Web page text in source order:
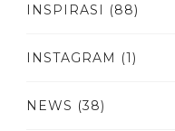
INSPIRASI (88)
INSTAGRAM (1)
NEWS (38)